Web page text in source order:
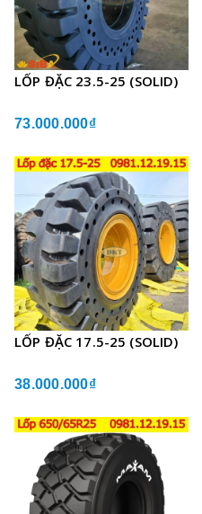
LỐP ĐẶC 23.5-25 (SOLID)
73.000.000₫
LỐP ĐẶC 17.5-25 (SOLID)
38.000.000₫